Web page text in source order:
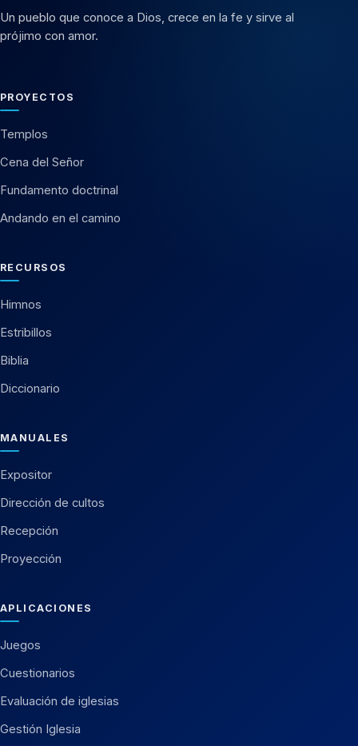
Un pueblo que conoce a Dios, crece en la fe y sirve al
prójimo con amor.
PROYECTOS
Templos
Cena del Señor
Fundamento doctrinal
Andando en el camino
RECURSOS
Himnos
Estribillos
Biblia
Diccionario
MANUALES
Expositor
Dirección de cultos
Recepción
Proyección
APLICACIONES
Juegos
Cuestionarios
Evaluación de iglesias
Gestión Iglesia